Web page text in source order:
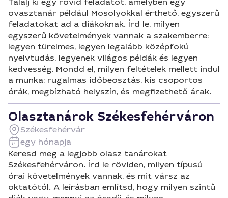
ovasztanár például Mosolyokkal érthető, egyszerű
feladatokat ad a diákoknak. Írd le, milyen
egyszerű követelmények vannak a szakemberre:
legyen türelmes, legyen legalább középfokú
nyelvtudás, legyenek világos példák és legyen
kedvesség. Mondd el, milyen feltételek mellett indul
a munka: rugalmas időbeosztás, kis csoportos
órák, megbízható helyszín, és megfizethető árak.
Olasztanárok Székesfehérváron
Székesfehérvár
egy hónapja
Keresd meg a legjobb olasz tanárokat
Székesfehérváron. Írd le röviden, milyen típusú
órai követelmények vannak, és mit vársz az
oktatótól. A leírásban említsd, hogy milyen szintű